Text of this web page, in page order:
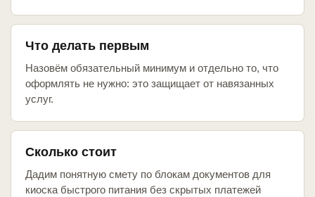
Что делать первым
Назовём обязательный минимум и отдельно то, что
оформлять не нужно: это защищает от навязанных
услуг.
Сколько стоит
Дадим понятную смету по блокам документов для
киоска быстрого питания без скрытых платежей